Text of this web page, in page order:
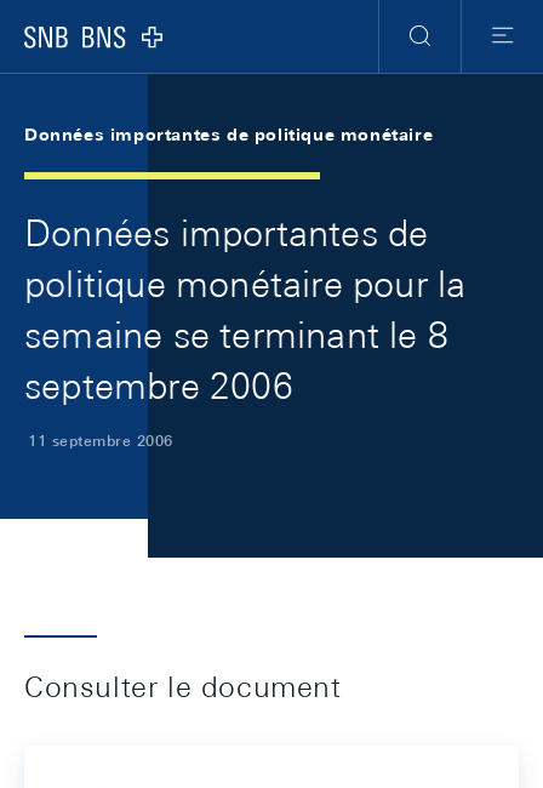
Logo
RechercheMenu
Données importantes de politique monétaire
Données importantes de
politique monétaire pour la
semaine se terminant le 8
septembre 2006
11 septembre 2006
Consulter le document